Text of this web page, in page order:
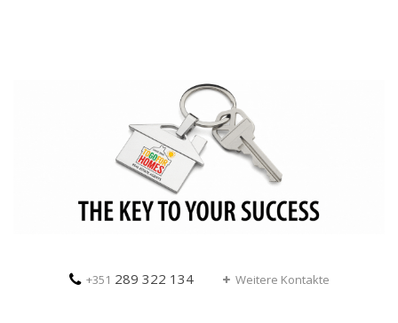
+351 289 322 134 Weitere Kontakte